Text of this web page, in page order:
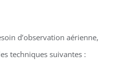
d’observation aérienne,
techniques suivantes :